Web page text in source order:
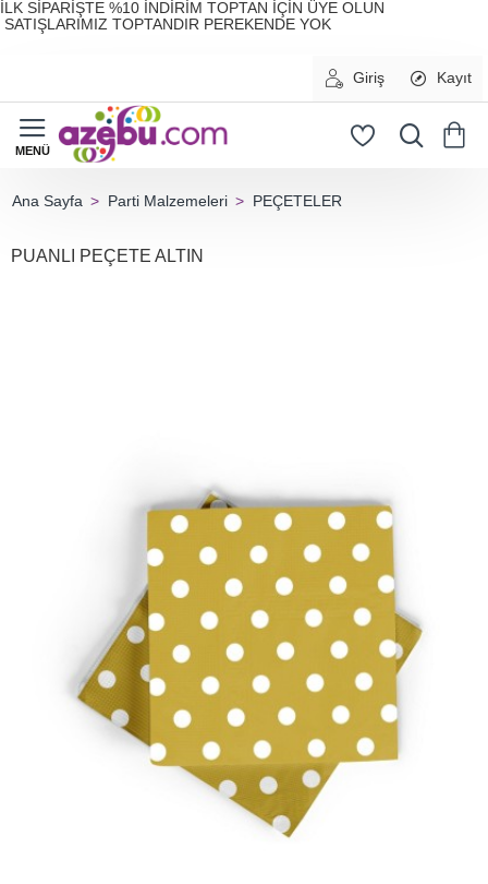
İLK SİPARİŞTE %10 İNDİRİM TOPTAN İÇİN ÜYE OLUN
SATIŞLARIMIZ TOPTANDIR PEREKENDE YOK
Giriş Kayıt
Parti Malzemeleri PEÇETELER
PUANLI PEÇETE ALTIN